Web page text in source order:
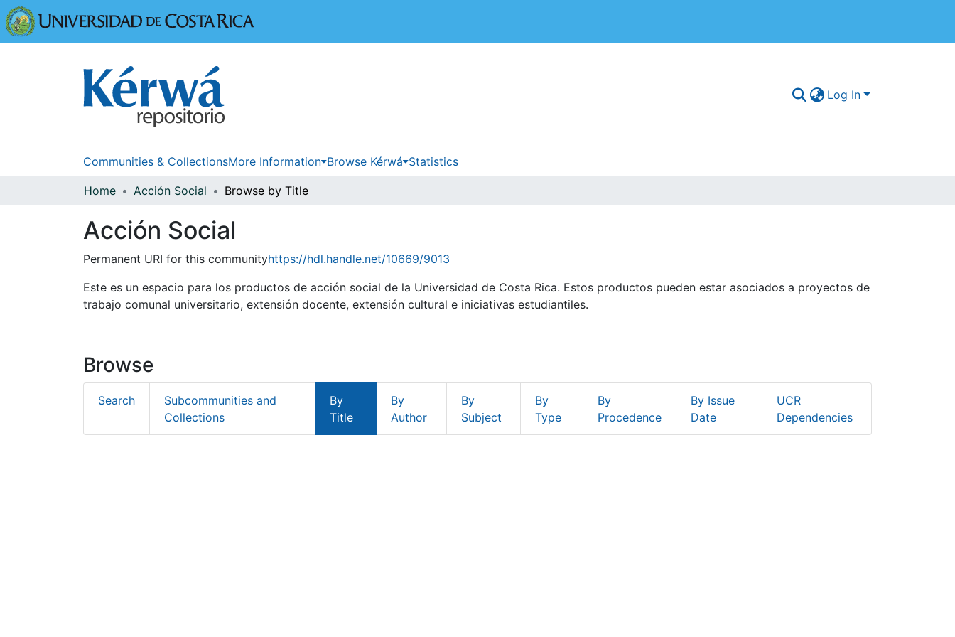
Log In
Communities & CollectionsMore Information Browse Kérwá Statistics
Home Acción Social Browse by Title
Acción Social
Permanent URI for this communityhttps://hdl.handle.net/10669/9013
Este es un espacio para los productos de acción social de la Universidad de Costa Rica. Estos productos pueden estar asociados a proyectos de
trabajo comunal universitario, extensión docente, extensión cultural e iniciativas estudiantiles.
Browse
Search
Subcommunities and
Collections
By
Title
By
Author
By
Subject
By
Type
By
Procedence
By Issue
Date
UCR
Dependencies